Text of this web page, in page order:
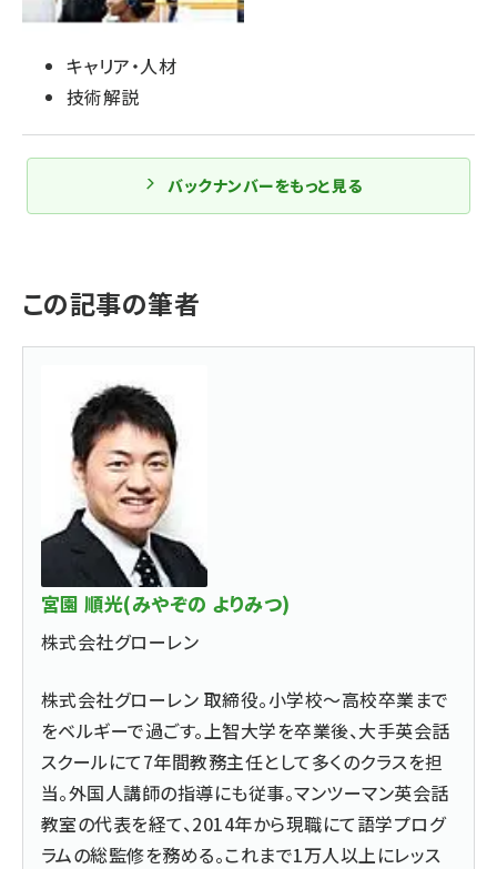
キャリア・人材
技術解説
バックナンバーをもっと見る
この記事の筆者
宮園 順光(みやぞの よりみつ)
株式会社グローレン
株式会社グローレン 取締役。小学校〜高校卒業まで
をベルギーで過ごす。上智大学を卒業後、大手英会話
スクールにて7年間教務主任として多くのクラスを担
当。外国人講師の指導にも従事。マンツーマン英会話
教室の代表を経て、2014年から現職にて語学プログ
ラムの総監修を務める。これまで1万人以上にレッス